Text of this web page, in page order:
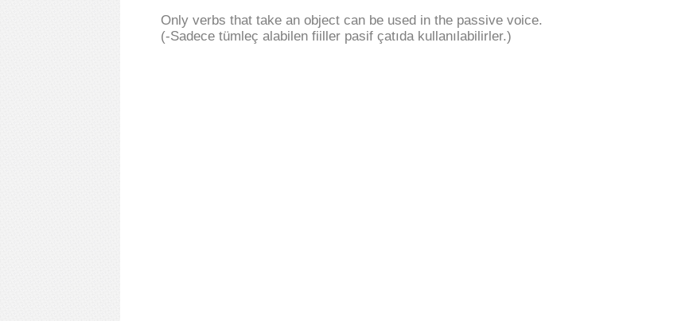
Only verbs that take an object can be used in the passive voice.
(-Sadece tümleç alabilen fiiller pasif çatıda kullanılabilirler.)